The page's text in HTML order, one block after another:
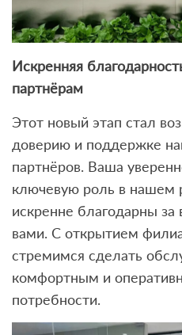
Искренняя
партнёрам
Этот новый этап стал
доверию и поддержке
партнёров. Ваша
ключевую роль в нашем
искренне благодарны за
вами. С открытием
стремимся сделать
комфортным и
потребности.